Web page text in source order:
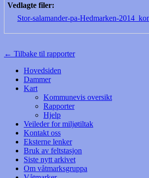
Vedlagte filer:
Stor-salamander-pa-Hedmarken-
← Tilbake til rapporter
Hovedsiden
Dammer
Kart
Kommunevis oversikt
Rapporter
Hjelp
Veileder for miljøtiltak
Kontakt oss
Eksterne lenker
Bruk av feltstasjon
Siste nytt arkivet
Om våtmarksgruppa